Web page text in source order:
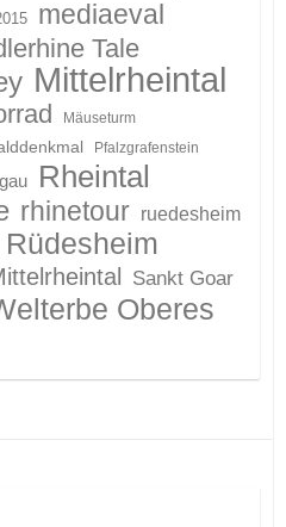
mediaeval
Tale
Mittelrheintal
Mäuseturm
Pfalzgrafenstein
Rheintal
rhinetour ruedesheim
Rüdesheim
Sankt Goar
Oberes